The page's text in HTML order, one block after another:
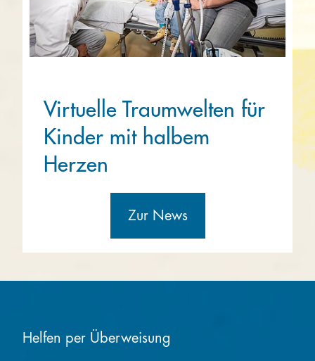
Virtuelle Traumwelten für
Kinder mit halbem
Herzen
Zur News
Helfen per Überweisung